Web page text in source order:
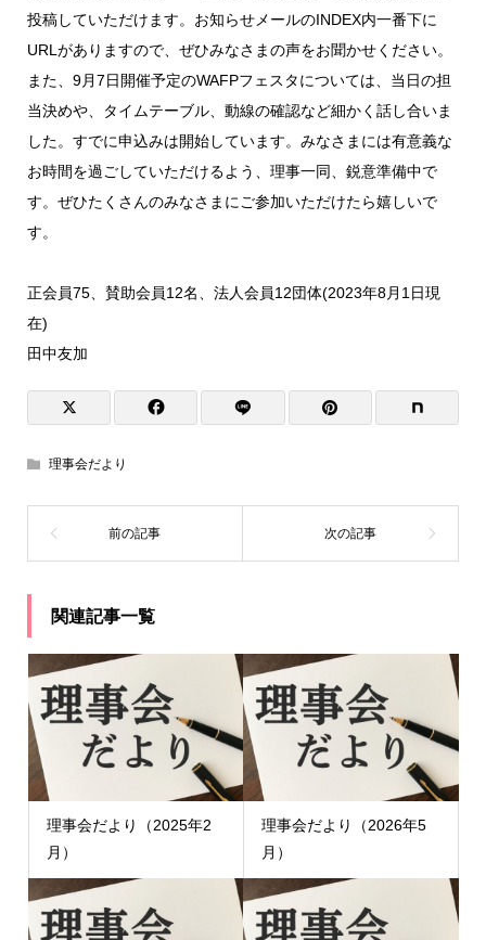
投稿していただけます。お知らせメールのINDEX内一番下に
URLがありますので、ぜひみなさまの声をお聞かせください。
また、9月7日開催予定のWAFPフェスタについては、当日の担
当決めや、タイムテーブル、動線の確認など細かく話し合いま
した。すでに申込みは開始しています。みなさまには有意義な
お時間を過ごしていただけるよう、理事一同、鋭意準備中で
す。ぜひたくさんのみなさまにご参加いただけたら嬉しいで
す。
正会員75、賛助会員12名、法人会員12団体(2023年8月1日現
在)
田中友加
理事会だより
関連記事一覧
理事会だより（2025年2
月）
理事会だより（2026年5
月）